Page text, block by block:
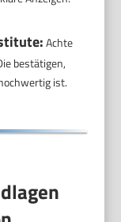
Achte
bestätigen,
ist.